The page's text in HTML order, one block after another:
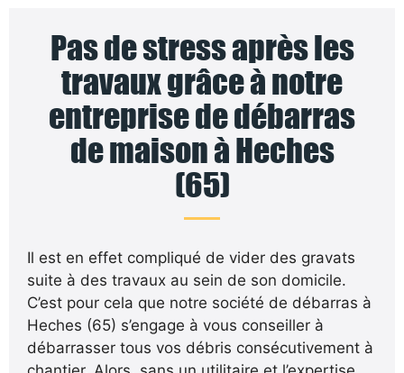
Pas de stress après les
travaux grâce à notre
entreprise de débarras
de maison à Heches
(65)
Il est en effet compliqué de vider des gravats
suite à des travaux au sein de son domicile.
C’est pour cela que notre société de débarras à
Heches (65) s’engage à vous conseiller à
débarrasser tous vos débris consécutivement à